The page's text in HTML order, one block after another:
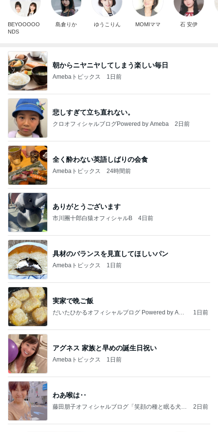
BEYOOOOO
NDS
島倉りか ゆうこりん MOMIママ 石 安伊
朝からニヤニヤしてしまう楽しい毎日
Amebaトピックス 1日前
悲しすぎて立ち直れない。
クロオフィシャルブログPowered by Ameba 2日前
全く酔わない英語しばりの会食
Amebaトピックス 24時間前
ありがとうございます
市川團十郎白猿オフィシャルB 4日前
具材のバランスを見直してほしいパン
Amebaトピックス 1日前
実家で晩ご飯
だいたひかるオフィシャルブログ Powered by Ame
1日前
アグネス 家族と早めの誕生日祝い
Amebaトピックス 1日前
わあ喉は‥
藤田朋子オフィシャルブログ「笑顔の種と眠る犬」
2日前